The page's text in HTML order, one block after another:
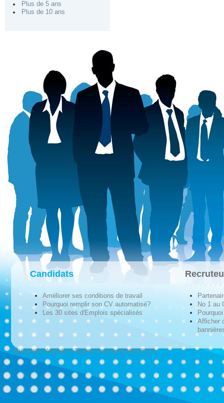
Plus de 5 ans
Plus de 10 ans
Candidats
Améliorer ses conditions de travail
Pourquoi remplir son CV automatisé?
Les 30 sites d'Emplois spécialisés
No 1 au
Afficher
Tous droits réservés © Techno-Communication 2026